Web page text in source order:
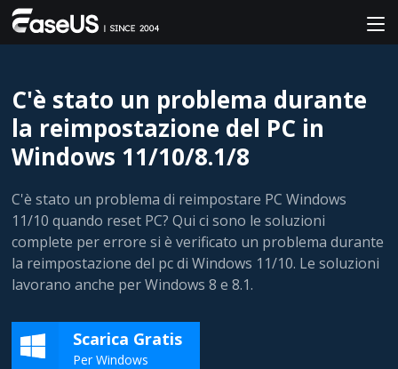
C'è stato un problema durante
la reimpostazione del PC in
Windows 11/10/8.1/8
C'è stato un problema di reimpostare PC Windows
11/10 quando reset PC? Qui ci sono le soluzioni
complete per errore si è verificato un problema durante
la reimpostazione del pc di Windows 11/10. Le soluzioni
lavorano anche per Windows 8 e 8.1.
Scarica Gratis
Per Windows